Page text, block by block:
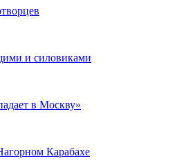
и силовиками
в Москву»
Карабахе